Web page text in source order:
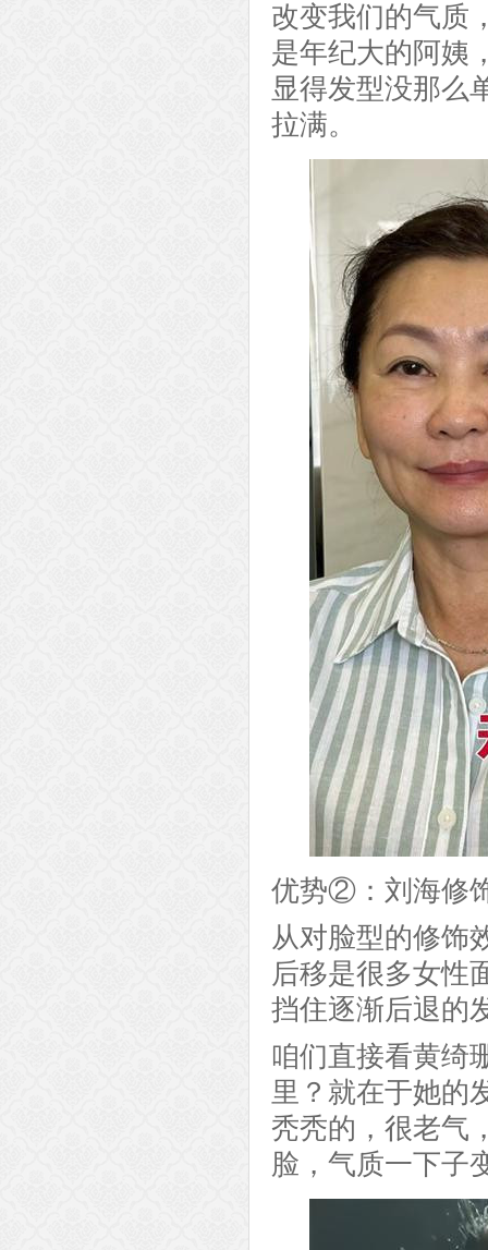
改变我们的气质
是年纪大的阿姨
显得发型没那么
拉满。
优势②：刘海修
从对脸型的修饰
后移是很多女性
挡住逐渐后退的
咱们直接看黄绮
里？就在于她的
秃秃的，很老气
脸，气质一下子